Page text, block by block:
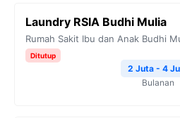
Laundry RSIA Budhi Mulia
Rumah Sakit Ibu dan Anak Budhi
Ditutup
2 Juta - 4
Bulanan